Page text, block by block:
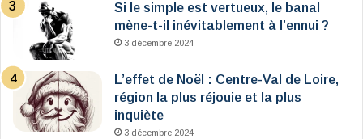
Si le simple est vertueux, le banal
mène-t-il inévitablement à l’ennui ?
3 décembre 2024
L’effet de Noël : Centre-Val de Loire,
région la plus réjouie et la plus
inquiète
3 décembre 2024